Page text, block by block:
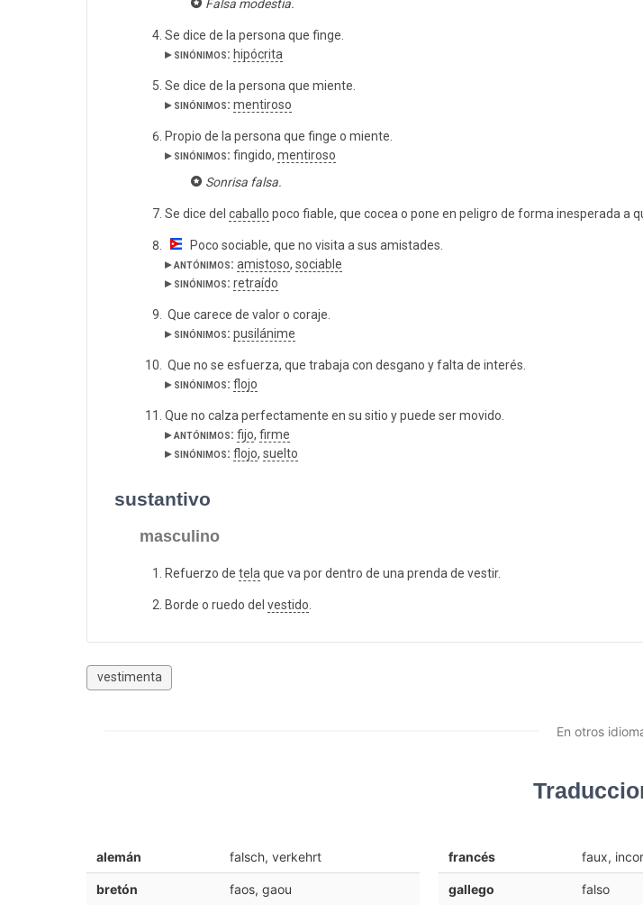
Falsa modestia.
Se dice de la persona que finge.
▸ sinónimos: hipócrita
Se dice de la persona que miente.
▸ sinónimos: mentiroso
Propio de la persona que finge o miente.
▸ sinónimos: fingido, mentiroso
Sonrisa falsa.
Se dice del caballo poco fiable, que cocea o pone en peligro de forma inesperada a
Poco sociable, que no visita a sus amistades.
▸ antónimos: amistoso, sociable
▸ sinónimos: retraído
Que carece de valor o coraje.
▸ sinónimos: pusilánime
Que no se esfuerza, que trabaja con desgano y falta de interés.
▸ sinónimos: flojo
Que no calza perfectamente en su sitio y puede ser movido.
▸ antónimos: fijo, firme
▸ sinónimos: flojo, suelto
sustantivo
masculino
Refuerzo de tela que va por dentro de una prenda de vestir.
Borde o ruedo del vestido
vestimenta
En otros
alemán falsch, verkehrt
bretón faos, gaou
francés faux,
gallego falso